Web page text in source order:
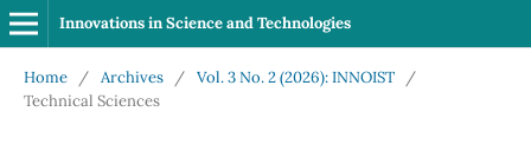
Innovations in Science and Technologies
Home / Archives / Vol. 3 No. 2 (2026): INNOIST
/
Technical Sciences